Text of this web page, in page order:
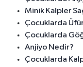
Minik Kalpler
Çocuklarda
Çocuklarda
Anjiyo Nedir?
Çocuklarda Kalp